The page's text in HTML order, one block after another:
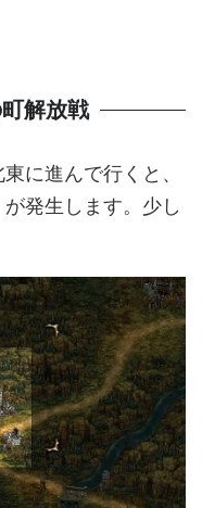
解放戦
に進んで行くと、
発生します。少し